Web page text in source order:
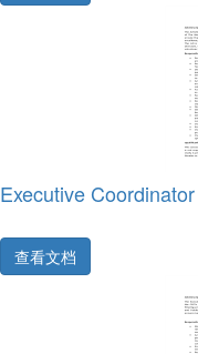
Executive
查看文档